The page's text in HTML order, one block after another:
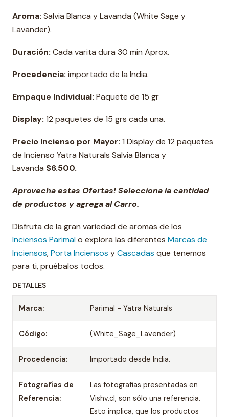
Aroma: Salvia Blanca y Lavanda (White Sage y
Lavander).
Duración: Cada varita dura 30 min Aprox.
Procedencia: importado de la India.
Empaque Individual: Paquete de 15 gr
Display: 12 paquetes de 15 grs cada una.
Precio Incienso por Mayor: 1 Display de 12 paquetes
de Incienso Yatra Naturals Salvia Blanca y
Lavanda $6.500.
Aprovecha estas Ofertas! Selecciona la cantidad
de productos y agrega al Carro.
Disfruta de la gran variedad de aromas de los
Inciensos Parimalo explora las diferentes Marcas de
Inciensos,Porta Inciensos yCascadas que tenemos
para ti, pruébalos todos.
DETALLES
Marca: Parimal - Yatra Naturals
Código: (White_Sage_Lavender)
Procedencia: Importado desde India.
Fotografías de
Referencia:
Las fotografías presentadas en
Vishv.cl, son sólo una referencia.
Esto implica, que los productos